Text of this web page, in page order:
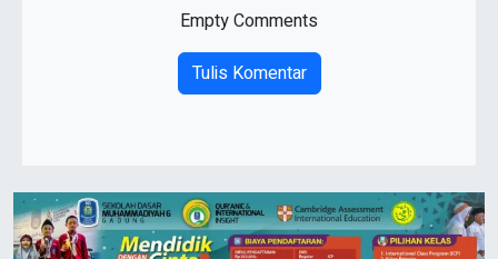
Empty Comments
Tulis Komentar